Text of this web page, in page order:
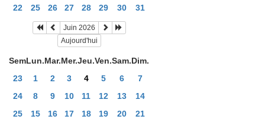
22
25 26 27 28 29 30 31
Juin 2026
Aujourd'hui
SemLun.Mar.Mer.Jeu.Ven.Sam.Dim.
23
1 2 3 4 5 6
7
24
8 9 10 11 12 13
14
25
15 16 17 18 19 20
21